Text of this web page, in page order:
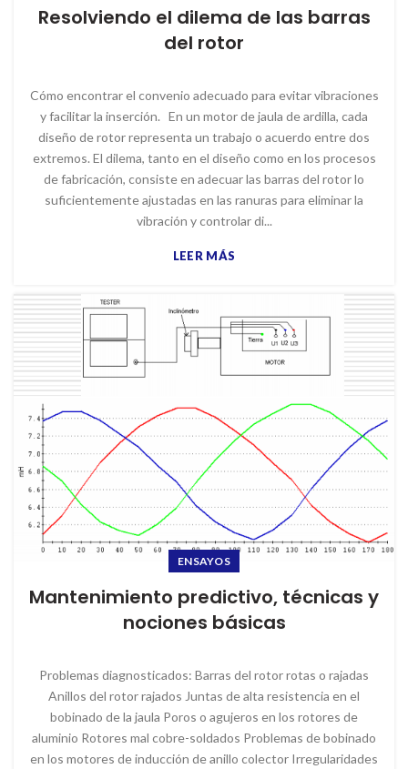
Resolviendo el dilema de las barras
del rotor
Cómo encontrar el convenio adecuado para evitar vibraciones
y facilitar la inserción. En un motor de jaula de ardilla, cada
diseño de rotor representa un trabajo o acuerdo entre dos
extremos. El dilema, tanto en el diseño como en los procesos
de fabricación, consiste en adecuar las barras del rotor lo
suficientemente ajustadas en las ranuras para eliminar la
vibración y controlar di...
LEER MÁS
ENSAYOS
Mantenimiento predictivo, técnicas y
nociones básicas
Problemas diagnosticados: Barras del rotor rotas o rajadas
Anillos del rotor rajados Juntas de alta resistencia en el
bobinado de la jaula Poros o agujeros en los rotores de
aluminio Rotores mal cobre-soldados Problemas de bobinado
en los motores de inducción de anillo colector Irregularidades